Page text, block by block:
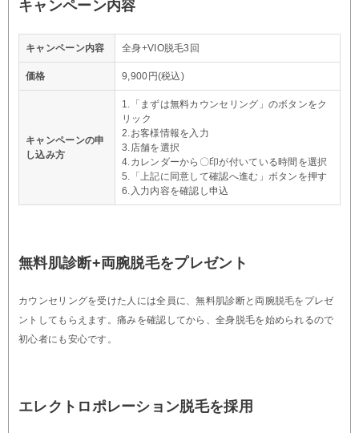
キャンペーン内容
キャンペーン内容 全身+VIO脱毛3回
価格 9,900円(税込)
キャンペーンの申
し込み方
1.「まずは無料カウンセリング」のボタンをク
リック
2.お客様情報を入力
3.店舗を選択
4.カレンダーから〇印が付いている時間を選択
5.「上記に同意して確認へ進む」ボタンを押す
6.入力内容を確認し申込
無料肌診断+両腕脱毛をプレゼント
カウンセリングを受けた人には全員に、無料肌診断と両腕脱毛をプレゼ
ントしてもらえます。痛みを確認してから、全身脱毛を始められるので
初心者にも安心です。
エレクトロポレーション脱毛を採用